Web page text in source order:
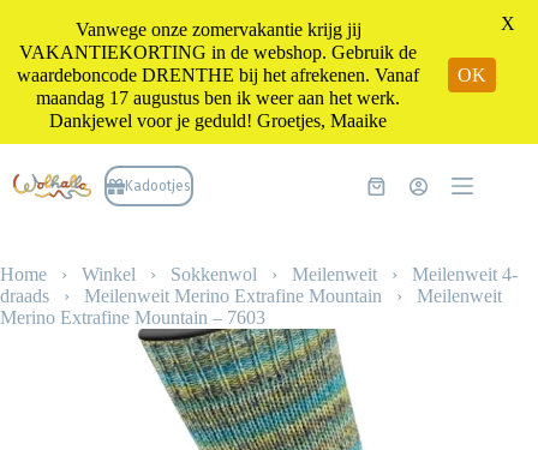
naar
de
Kadootjes Winkelwagen
Home › Winkel › Sokkenwol › Meilenweit › Meilenweit 4-
draads › Meilenweit Merino Extrafine Mountain › Meilenweit
Merino Extrafine Mountain – 7603
Vanwege onze zomervakantie krijg jij
VAKANTIEKORTING in de webshop. Gebruik de
waardeboncode DRENTHE bij het afrekenen. Vanaf
maandag 17 augustus ben ik weer aan het werk.
Dankjewel voor je geduld! Groetjes, Maaike
OK
X